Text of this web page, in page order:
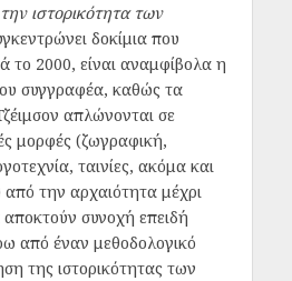
ιστορικότητα των
δοκίμια που
το 2000, είναι αναμφίβολα η
συγγραφέα, καθώς τα
απλώνονται σε
μορφές (ζωγραφική,
ταινίες, ακόμα και
από την αρχαιότητα μέχρι
αποκτούν συνοχή επειδή
από έναν μεθοδολογικό
της ιστορικότητας των